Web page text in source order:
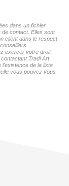
dans un fichier
de contact. Elles sont
client dans le respect
exercer votre droit
Tradi Art
l'existence de la liste
vous pouvez vous